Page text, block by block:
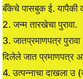
बँकेचे पासबुक ई. यापैकी
2. जन्म तारखेचा पुरावा.
3. जातप्रमाणपत्र
दिलेले जात प्रमाणपत्र
4. उत्पन्नाचा दाखला उ